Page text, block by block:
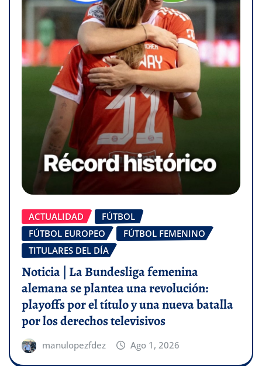
ACTUALIDAD
FÚTBOL
FÚTBOL EUROPEO
FÚTBOL FEMENINO
TITULARES DEL DÍA
Noticia | La Bundesliga femenina
alemana se plantea una revolución:
playoffs por el título y una nueva batalla
por los derechos televisivos
manulopezfdez Ago 1, 2026